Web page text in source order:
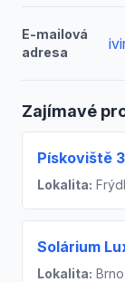
E-mailová
adresa
Zajímavé
Pískoviště
Lokalita:
Solárium
Lokalita: